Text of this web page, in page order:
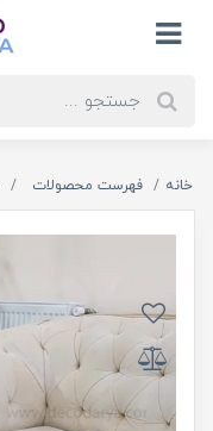
خانه فهرست محصولات